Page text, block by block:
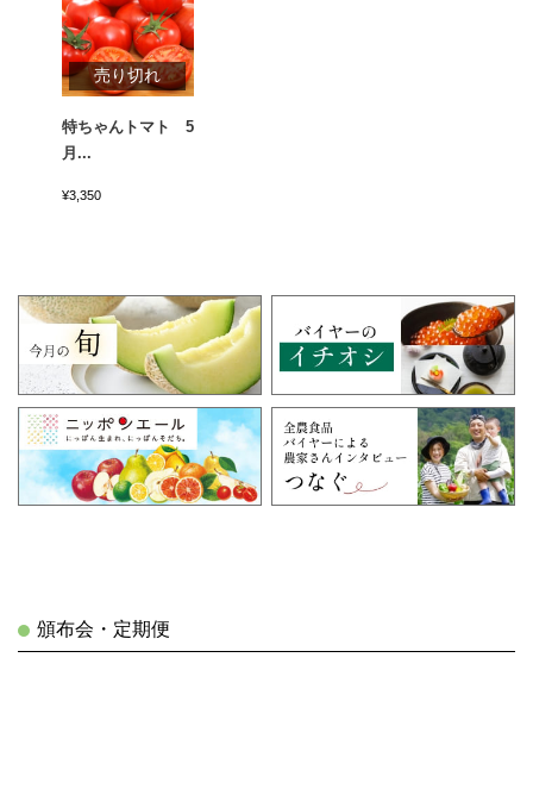
売り切れ
特ちゃんトマト 5
月...
¥3,350
頒布会・定期便